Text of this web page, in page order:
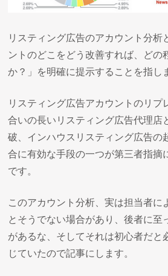
リスティング広告のアカウント分析
ントのどこをどう改善すれば、どの
か？」を明確に提示することを指し
リスティング広告アカウントのリプ
合いの長いリスティング広告代理店
破、インハウスリスティング広告の
合に有効な手段の一つが第三者指摘
です。
このアカウント分析、実は担当者に
とそうでない場合があり、後者に至
があるな、そしてそれは初心者だと
じていたので記事にします。